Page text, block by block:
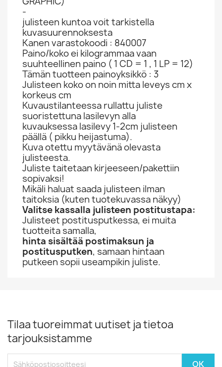
-
julisteen kuntoa voit tarkistella
kuvasuurennoksesta
Kanen varastokoodi : 840007
Paino/koko ei kilogrammaa vaan
suuhteellinen paino ( 1 CD = 1 , 1 LP = 12)
Tämän tuotteen painoyksikkö : 3
Julisteen koko on noin mitta leveys cm x
korkeus cm
Kuvaustilanteessa rullattu juliste
suoristettuna lasilevyn alla
kuvauksessa lasilevy 1-2cm julisteen
päällä ( pikku heijastuma).
Kuva otettu myytävänä olevasta
julisteesta.
Juliste taitetaan kirjeeseen/pakettiin
sopivaksi!
Mikäli haluat saada julisteen ilman
taitoksia (kuten tuotekuvassa näkyy)
Valitse kassalla julisteen postitustapa:
Julisteet postitusputkessa, ei muita
tuotteita samalla,
hinta sisältää postimaksun ja
postitusputken, samaan hintaan
putkeen sopii useampikin juliste.
Tilaa tuoreimmat uutiset ja tietoa
tarjouksistamme